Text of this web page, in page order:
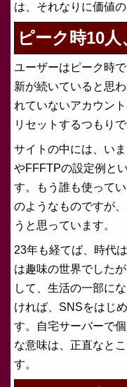
は、それなりに価値
ピーク時10人
ユーザーはピーク時
新が続いていると思
れていないアカウン
リセットするつもりで
サイトの中には、い
やFFFTPの設定例と
す。もう誰も使って
のようなものですが
うと思っています。
23年も経てば、時代
は趣味の世界でした
して、生活の一部に
ければ、SNSをはじ
す。自宅サーバーで
な意味は、正直なと
す。